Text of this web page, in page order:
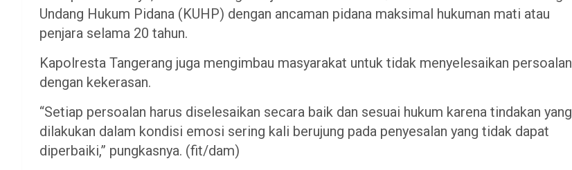
Undang Hukum Pidana (KUHP) dengan ancaman pidana maksimal hukuman mati atau
penjara selama 20 tahun.
Kapolresta Tangerang juga mengimbau masyarakat untuk tidak menyelesaikan persoalan
dengan kekerasan.
“Setiap persoalan harus diselesaikan secara baik dan sesuai hukum karena tindakan yang
dilakukan dalam kondisi emosi sering kali berujung pada penyesalan yang tidak dapat
diperbaiki,” pungkasnya. (fit/dam)